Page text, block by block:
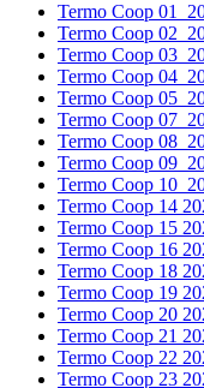
Termo Coop
Termo Coop
Termo Coop
Termo Coop
Termo Coop
Termo Coop
Termo Coop
Termo Coop
Termo Coop
Termo Coop 14
Termo Coop 15
Termo Coop 16
Termo Coop 18
Termo Coop 19
Termo Coop 20
Termo Coop 21
Termo Coop 22
Termo Coop 23